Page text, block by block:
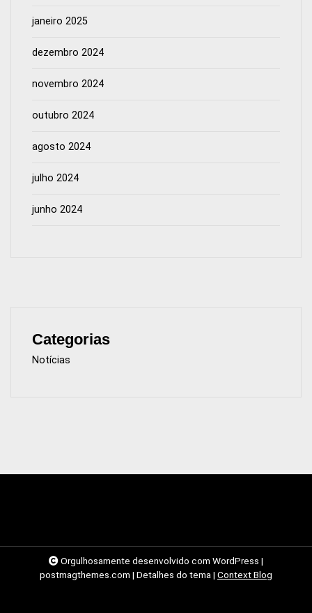
janeiro 2025
dezembro 2024
novembro 2024
outubro 2024
agosto 2024
julho 2024
junho 2024
Categorias
Notícias
Orgulhosamente desenvolvido com WordPress |
postmagthemes.com | Detalhes do tema | Context Blog